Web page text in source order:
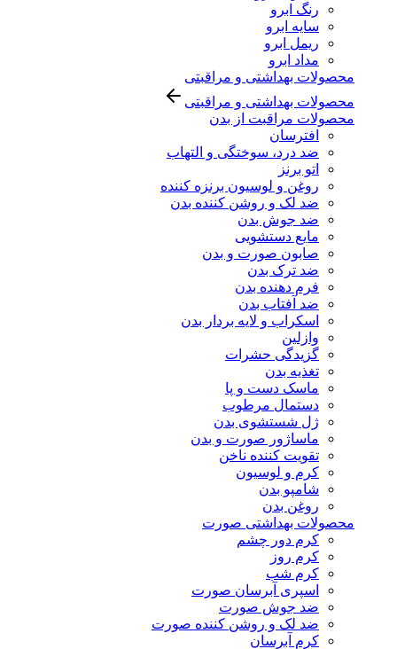
رنگ ابرو
سایه ابرو
ریمل ابرو
مداد ابرو
محصولات بهداشتی و مراقبتی
محصولات بهداشتی و مراقبتی
محصولات مراقبت از بدن
افترسان
ضد درد، سوختگی و التهاب
اتو برنز
روغن و لوسیون برنزه کننده
ضد لک و روشن کننده بدن
ضد جوش بدن
مایع دستشویی
صابون صورت و بدن
ضد ترک بدن
فرم دهنده بدن
ضد آفتاب بدن
اسکراب و لایه بردار بدن
وازلین
گزیدگی حشرات
تغذیه بدن
ماسک دست و پا
دستمال مرطوب
ژل شستشوی بدن
ماساژور صورت و بدن
تقویت کننده ناخن
کرم و لوسیون
شامپو بدن
روغن بدن
محصولات بهداشتی صورت
کرم دور چشم
کرم روز
کرم شب
اسپری آبرسان صورت
ضد جوش صورت
ضد لک و روشن کننده صورت
کرم آبرسان